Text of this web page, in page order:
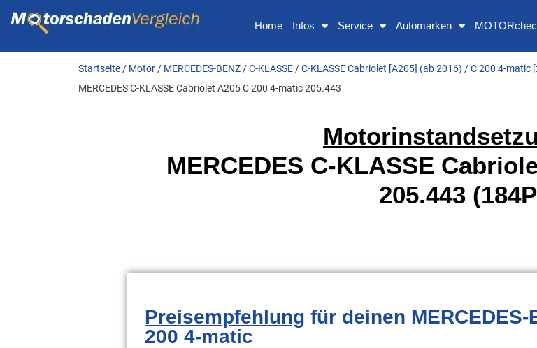
Home Infos Service Automarken
Startseite / Motor / MERCEDES-BENZ /C-KLASSE /C-KLASSE Cabriolet [A205] (ab 2016) /C 200 4-matic
MERCEDES C-KLASSE Cabriolet A205 C 200 4-matic 205.443
MERCEDES C-KLASSE
205.443
Preisempfehlung für deinen
200 4-matic